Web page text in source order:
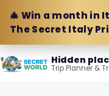
🎄 Win a month in
The Secret Italy
Hidden
Trip Planner &